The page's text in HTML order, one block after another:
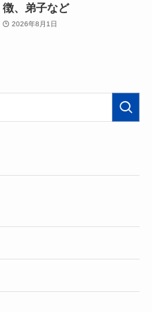
徴、弟子など
2026年8月1日